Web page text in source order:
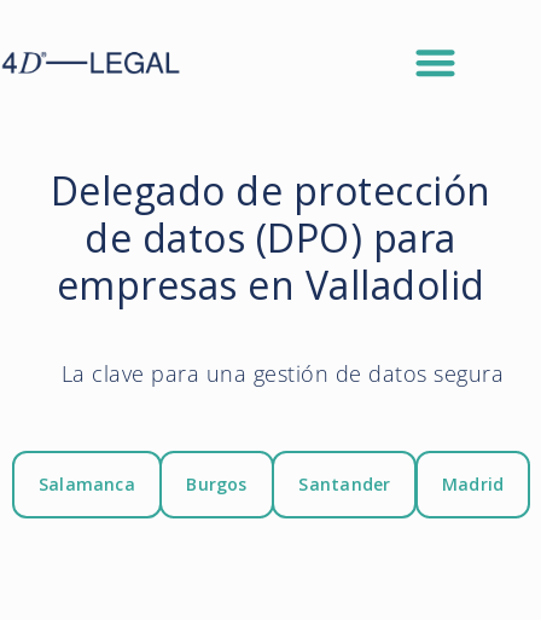
Delegado de protección
de datos (DPO) para
empresas en Valladolid
La clave para una gestión de datos segura
Salamanca Burgos Santander Madrid